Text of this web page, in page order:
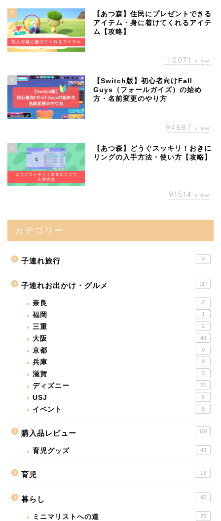
3
【あつ森】住民にプレゼントできる
アイテム・身に着けてくれるアイテ
ム【攻略】
110071 view
4
【Switch版】初心者向けFall
Guys（フォールガイズ）の始め
方・名前変更のやり方
94887 view
5
【あつ森】どうぐスッキリ！おきに
リングの入手方法・使い方【攻略】
91514 view
カテゴリー
子連れ旅行 4
子連れお出かけ・グルメ 117
奈良 2
福岡 1
三重 2
大阪 43
京都 9
兵庫 9
滋賀 3
ディズニー 21
USJ 9
イベント 9
購入品レビュー 102
育児グッズ 43
育児 13
暮らし 97
ミニマリストへの道 25